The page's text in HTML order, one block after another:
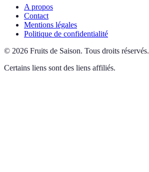
A propos
Contact
Mentions légales
Politique de confidentialité
© 2026 Fruits de Saison. Tous droits réservés.
Certains liens sont des liens affiliés.